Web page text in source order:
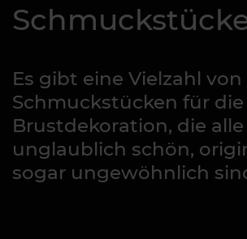
Es gibt eine Vielzahl von
Schmuckstücken für die
Brustdekoration, die alle
unglaublich schön,
sogar ungewöhnlich